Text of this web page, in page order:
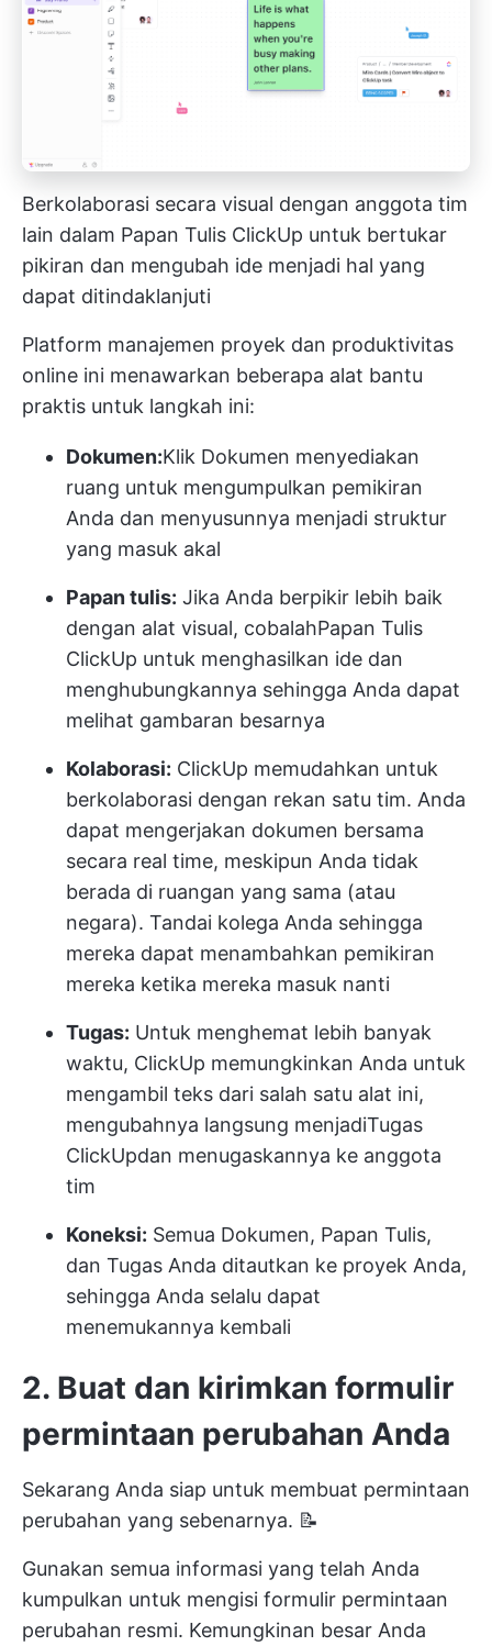
Berkolaborasi secara visual dengan anggota tim
lain dalam Papan Tulis ClickUp untuk bertukar
pikiran dan mengubah ide menjadi hal yang
dapat ditindaklanjuti
Platform manajemen proyek dan produktivitas
online ini menawarkan beberapa alat bantu
praktis untuk langkah ini:
Dokumen:Klik Dokumen menyediakan
ruang untuk mengumpulkan pemikiran
Anda dan menyusunnya menjadi struktur
yang masuk akal
Papan tulis: Jika Anda berpikir lebih baik
dengan alat visual, cobalahPapan Tulis
ClickUp untuk menghasilkan ide dan
menghubungkannya sehingga Anda dapat
melihat gambaran besarnya
Kolaborasi: ClickUp memudahkan untuk
berkolaborasi dengan rekan satu tim. Anda
dapat mengerjakan dokumen bersama
secara real time, meskipun Anda tidak
berada di ruangan yang sama (atau
negara). Tandai kolega Anda sehingga
mereka dapat menambahkan pemikiran
mereka ketika mereka masuk nanti
Tugas: Untuk menghemat lebih banyak
waktu, ClickUp memungkinkan Anda untuk
mengambil teks dari salah satu alat ini,
mengubahnya langsung menjadiTugas
ClickUpdan menugaskannya ke anggota
tim
Koneksi: Semua Dokumen, Papan Tulis,
dan Tugas Anda ditautkan ke proyek Anda,
sehingga Anda selalu dapat
menemukannya kembali
2. Buat dan kirimkan formulir
permintaan perubahan Anda
Sekarang Anda siap untuk membuat permintaan
perubahan yang sebenarnya. 📝
Gunakan semua informasi yang telah Anda
kumpulkan untuk mengisi formulir permintaan
perubahan resmi. Kemungkinan besar Anda